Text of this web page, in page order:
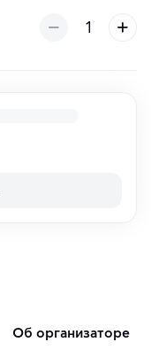
об организаторе